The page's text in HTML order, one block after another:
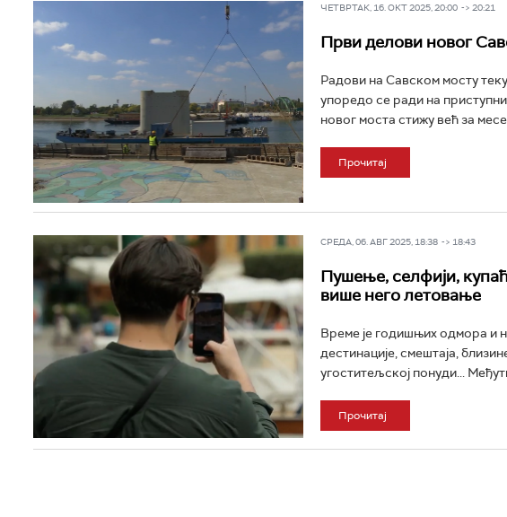
ЧЕТВРТАК, 16. ОКТ 2025, 20:00 -> 20:21
Први делови новог
Радови на Савском мосту
упоредо се ради на
новог моста стижу већ за
Прочитај
СРЕДА, 06. АВГ 2025, 18:38 -> 18:43
Пушење, селфији,
више него летовање
Време је годишњих одмора и
дестинације, смештаја,
угоститељској понуди...
Прочитај